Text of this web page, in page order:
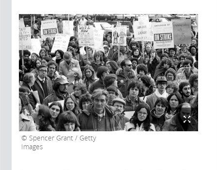
Spencer Grant / Getty
Images